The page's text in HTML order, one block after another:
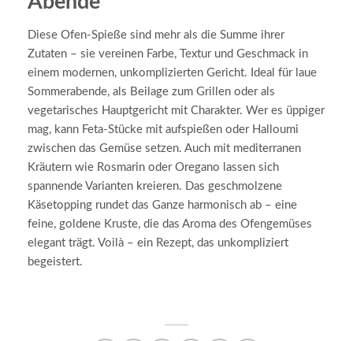
Diese Ofen-Spieße sind mehr als die Summe ihrer
Zutaten – sie vereinen Farbe, Textur und Geschmack in
einem modernen, unkomplizierten Gericht. Ideal für laue
Sommerabende, als Beilage zum Grillen oder als
vegetarisches Hauptgericht mit Charakter. Wer es üppiger
mag, kann Feta-Stücke mit aufspießen oder Halloumi
zwischen das Gemüse setzen. Auch mit mediterranen
Kräutern wie Rosmarin oder Oregano lassen sich
spannende Varianten kreieren. Das geschmolzene
Käsetopping rundet das Ganze harmonisch ab – eine
feine, goldene Kruste, die das Aroma des Ofengemüses
elegant trägt. Voilà – ein Rezept, das unkompliziert
begeistert.